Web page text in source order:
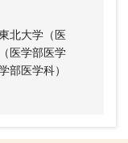
北大学（医
医学部医学
部医学科）